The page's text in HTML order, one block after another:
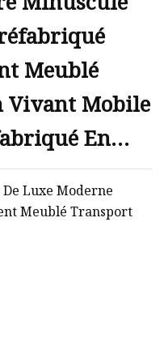
Meublé
Vivant Mobile
En
Maison
Luxe Moderne
Meublé Transport